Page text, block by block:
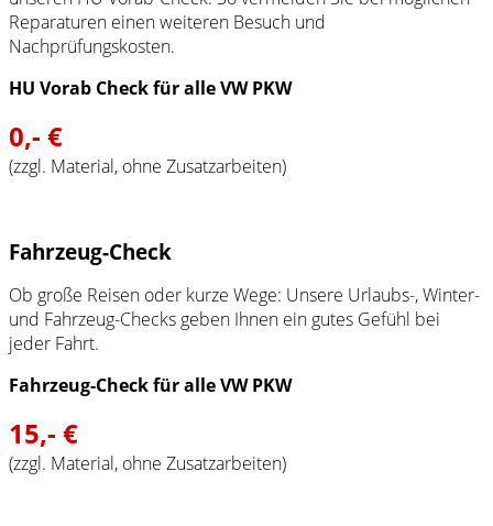
Reparaturen einen weiteren Besuch und
Nachprüfungskosten.
HU Vorab Check für alle VW PKW
0,- €
(zzgl. Material, ohne Zusatzarbeiten)
Fahrzeug-Check
Ob große Reisen oder kurze Wege: Unsere Urlaubs-, Winter-
und Fahrzeug-Checks geben Ihnen ein gutes Gefühl bei
jeder Fahrt.
Fahrzeug-Check für alle VW PKW
15,- €
(zzgl. Material, ohne Zusatzarbeiten)